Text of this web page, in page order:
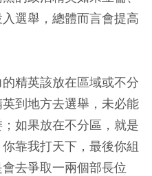
選舉，總體而言會提高
精英該放在區域或不分
到地方去選舉，未必能
如果放在不分區，就是
靠我打天下，最後你組
去爭取一兩個部長位